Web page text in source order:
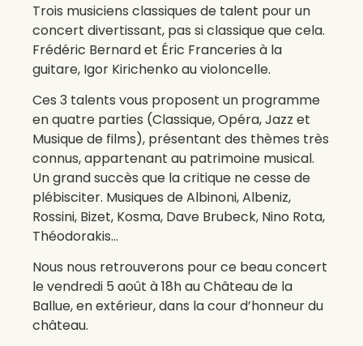
Trois musiciens classiques de talent pour un
concert divertissant, pas si classique que cela.
Frédéric Bernard et Éric Franceries à la
guitare, Igor Kirichenko au violoncelle.
Ces 3 talents vous proposent un programme
en quatre parties (Classique, Opéra, Jazz et
Musique de films), présentant des thèmes très
connus, appartenant au patrimoine musical.
Un grand succès que la critique ne cesse de
plébisciter. Musiques de Albinoni, Albeniz,
Rossini, Bizet, Kosma, Dave Brubeck, Nino Rota,
Théodorakis…
Nous nous retrouverons pour ce beau concert
le vendredi 5 août à 18h au Château de la
Ballue, en extérieur, dans la cour d’honneur du
château.